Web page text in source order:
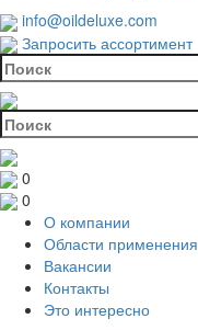
info@oildeluxe.com
Запросить ассортимент
0
0
О компании
Области применения
Вакансии
Контакты
Это интересно